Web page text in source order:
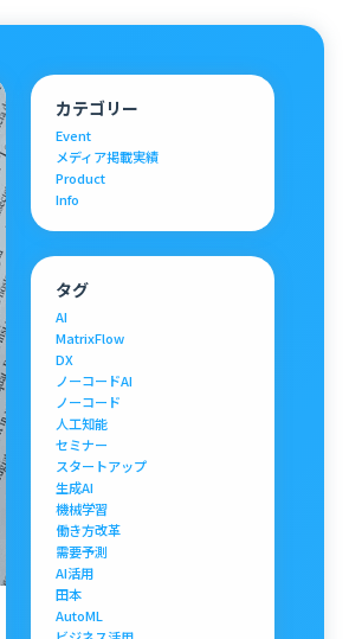
カテゴリー
Event
メディア掲載実績
Product
Info
タグ
AI
MatrixFlow
DX
ノーコードAI
ノーコード
人工知能
セミナー
スタートアップ
生成AI
機械学習
働き方改革
需要予測
AI活用
田本
AutoML